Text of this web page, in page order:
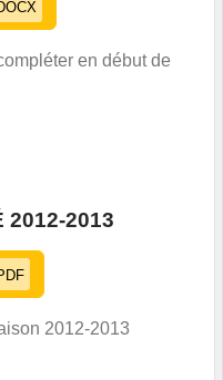
en début de
2012-2013
2012-2013